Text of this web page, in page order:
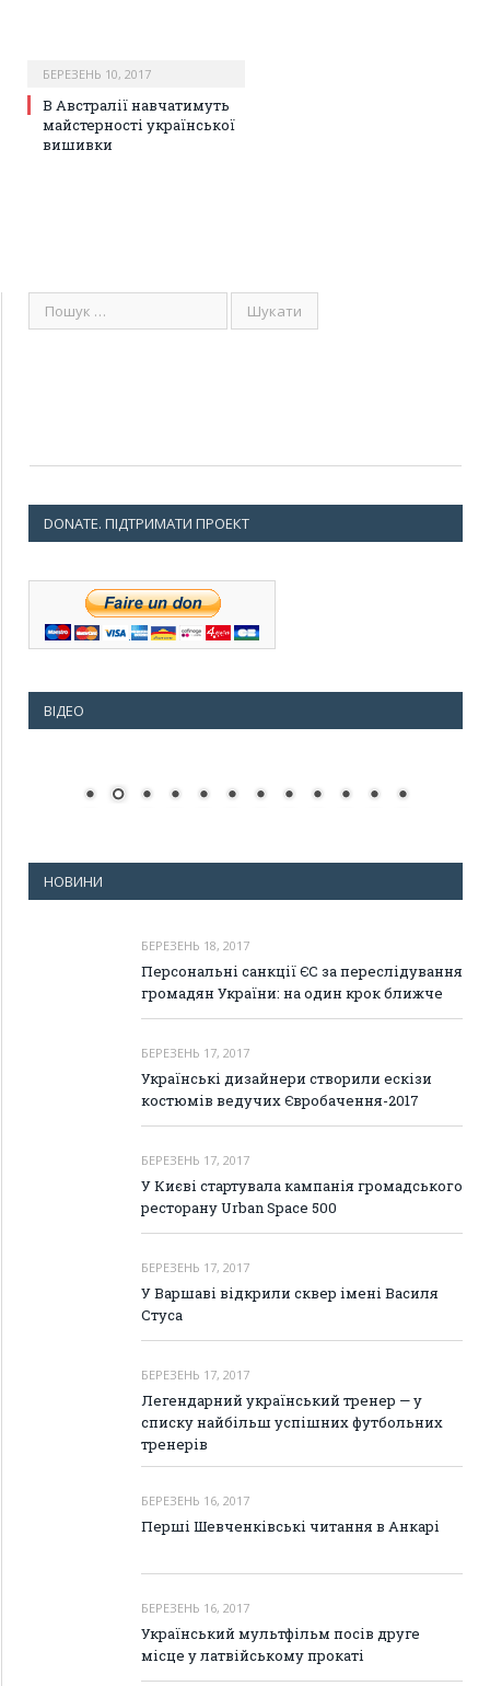
БЕРЕЗЕНЬ 10, 2017
В Австралії навчатимуть
майстерності української
вишивки
DONATE. ПІДТРИМАТИ ПРОЕКТ
ВІДЕО
НОВИНИ
БЕРЕЗЕНЬ 18, 2017
Персональні санкції ЄС за переслідування
громадян України: на один крок ближче
БЕРЕЗЕНЬ 17, 2017
Українські дизайнери створили ескізи
костюмів ведучих Євробачення-2017
БЕРЕЗЕНЬ 17, 2017
У Києві стартувала кампанія громадського
ресторану Urban Space 500
БЕРЕЗЕНЬ 17, 2017
У Варшаві відкрили сквер імені Василя
Стуса
БЕРЕЗЕНЬ 17, 2017
Легендарний український тренер — у
списку найбільш успішних футбольних
тренерів
БЕРЕЗЕНЬ 16, 2017
Перші Шевченківські читання в Анкарі
БЕРЕЗЕНЬ 16, 2017
Український мультфільм посів друге
місце у латвійському прокаті